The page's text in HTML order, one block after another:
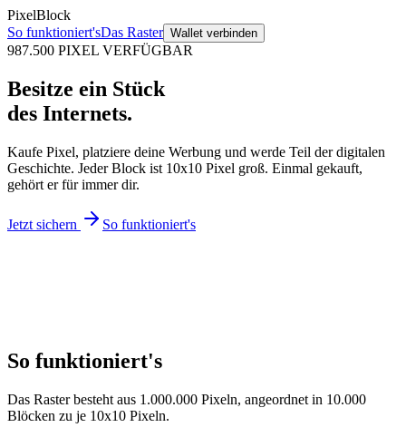
PixelBlock
So funktioniert'sDas Raster Wallet verbinden
987.500 PIXEL VERFÜGBAR
Besitze ein Stück
des Internets.
Kaufe Pixel, platziere deine Werbung und werde Teil der digitalen
Geschichte. Jeder Block ist 10x10 Pixel groß. Einmal gekauft,
gehört er für immer dir.
Jetzt sichern So funktioniert's
So funktioniert's
Das Raster besteht aus 1.000.000 Pixeln, angeordnet in 10.000
Blöcken zu je 10x10 Pixeln.